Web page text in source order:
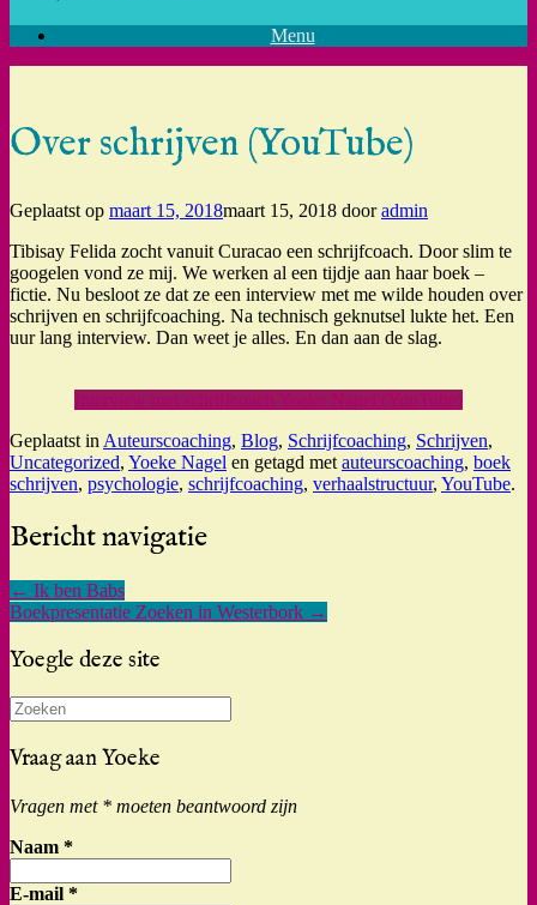
Menu
Over schrijven (YouTube)
Geplaatst op maart 15, 2018maart 15, 2018 dooradmin
Tibisay Felida zocht vanuit Curacao een schrijfcoach. Door slim te
googelen vond ze mij. We werken al een tijdje aan haar boek –
fictie. Nu besloot ze dat ze een interview met me wilde houden over
schrijven en schrijfcoaching. Na technisch geknutsel lukte het. Een
uur lang interview. Dan weet je alles. En dan aan de slag.
Geplaatst in Auteurscoaching, Blog, Schrijfcoaching, Schrijven,
Uncategorized, Yoeke Nagel en getagd met auteurscoaching, boek
schrijven, psychologie, schrijfcoaching, verhaalstructuur, YouTube.
Bericht navigatie
← Ik ben Babs
Boekpresentatie Zoeken in Westerbork →
Yoegle deze site
Zoeken
naar:
Vraag aan Yoeke
Vragen met * moeten beantwoord zijn
Naam *
E-mail *